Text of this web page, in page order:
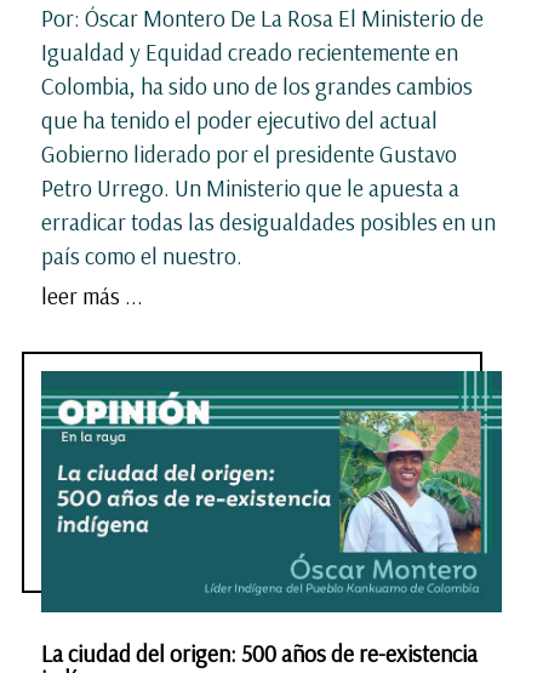
Por: Óscar Montero De La Rosa El Ministerio de
Igualdad y Equidad creado recientemente en
Colombia, ha sido uno de los grandes cambios
que ha tenido el poder ejecutivo del actual
Gobierno liderado por el presidente Gustavo
Petro Urrego. Un Ministerio que le apuesta a
erradicar todas las desigualdades posibles en un
país como el nuestro.
leer más ...
La ciudad del origen: 500 años de re-existencia